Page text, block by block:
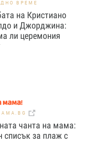
ВРЕМЕ
на Кристиано
и Джорджина:
ли церемония
чанта на мама:
списък за плаж с